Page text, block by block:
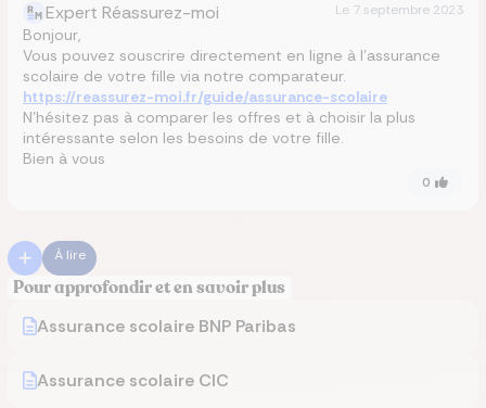
Expert Réassurez-moi Le 7 septembre 2023
Bonjour,
Vous pouvez souscrire directement en ligne à l’assurance
scolaire de votre fille via notre comparateur.
https://reassurez-moi.fr/guide/assurance-scolaire
N’hésitez pas à comparer les offres et à choisir la plus
intéressante selon les besoins de votre fille.
Bien à vous
0
À lire
Pour approfondir et en savoir plus
Assurance scolaire BNP Paribas
Assurance scolaire CIC